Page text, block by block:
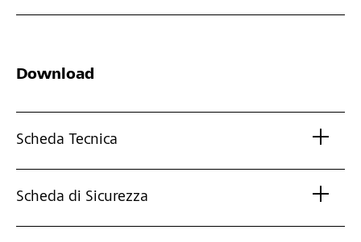
Download
Scheda Tecnica
Scheda di Sicurezza